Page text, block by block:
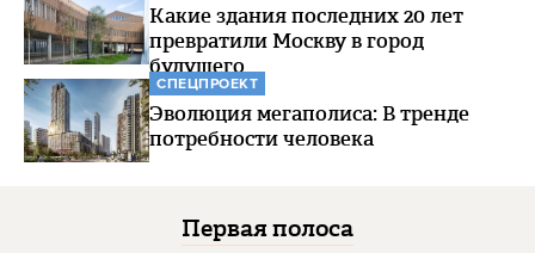
Какие здания последних 20 лет
превратили Москву в город
будущего
СПЕЦПРОЕКТ
Эволюция мегаполиса: В тренде
потребности человека
Первая полоса